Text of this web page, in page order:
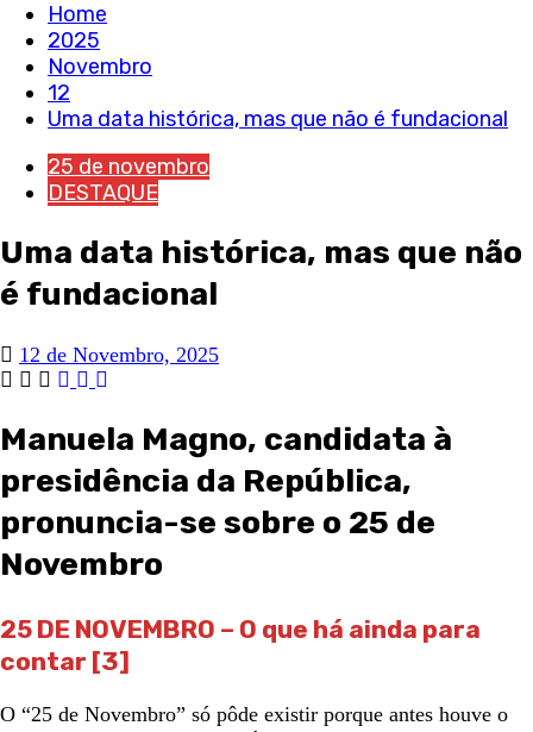
Home
2025
Novembro
12
Uma data histórica, mas que não é fundacional
25 de novembro
DESTAQUE
Uma data histórica, mas que não
é fundacional
12 de Novembro, 2025
Manuela Magno, candidata à
presidência da República,
pronuncia-se sobre o 25 de
Novembro
25 DE NOVEMBRO – O que há ainda para
contar [3]
O “25 de Novembro” só pôde existir porque antes houve o